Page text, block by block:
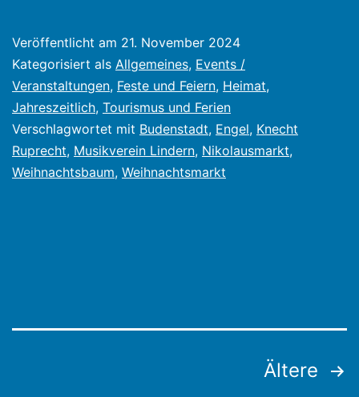
am
1.
Dezember
2024
Veröffentlicht am 21. November 2024
Kategorisiert als Allgemeines, Events /
Veranstaltungen, Feste und Feiern, Heimat,
Jahreszeitlich, Tourismus und Ferien
Verschlagwortet mit Budenstadt, Engel, Knecht
Ruprecht, Musikverein Lindern, Nikolausmarkt,
Weihnachtsbaum, Weihnachtsmarkt
Seitennummerierung
Ältere